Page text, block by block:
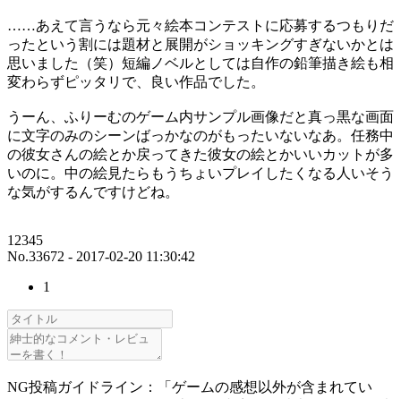
……あえて言うなら元々絵本コンテストに応募するつもりだ
ったという割には題材と展開がショッキングすぎないかとは
思いました（笑）短編ノベルとしては自作の鉛筆描き絵も相
変わらずピッタリで、良い作品でした。
うーん、ふりーむのゲーム内サンプル画像だと真っ黒な画面
に文字のみのシーンばっかなのがもったいないなあ。任務中
の彼女さんの絵とか戻ってきた彼女の絵とかいいカットが多
いのに。中の絵見たらもうちょいプレイしたくなる人いそう
な気がするんですけどね。
12345
No.33672 - 2017-02-20 11:30:42
1
NG投稿ガイドライン：「ゲームの感想以外が含まれてい